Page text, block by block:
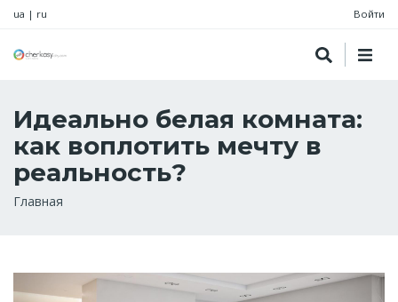
ua | ru Войти
Идеально белая комната:
как воплотить мечту в
реальность?
Строка
Главная